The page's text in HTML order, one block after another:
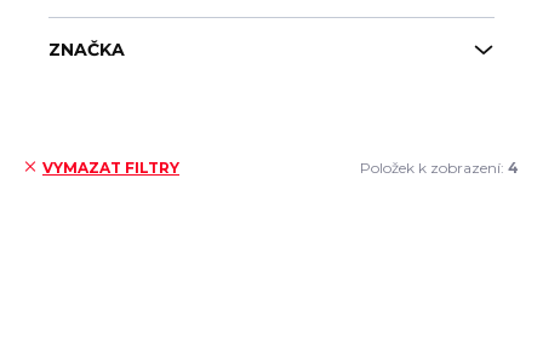
ZNAČKA
VYMAZAT FILTRY Položek k zobrazení: 4